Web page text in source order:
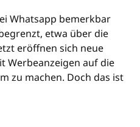
Whatsapp bemerkbar
etwa über die
eröffnen sich neue
Werbeanzeigen auf die
zu machen. Doch das ist